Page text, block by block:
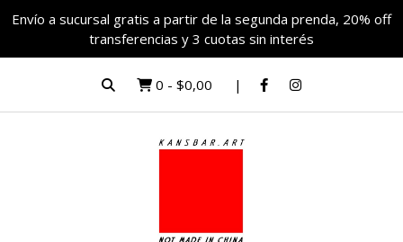
Envío a sucursal gratis a partir de la segunda prenda, 20% off
transferencias y 3 cuotas sin interés
0 - $0,00